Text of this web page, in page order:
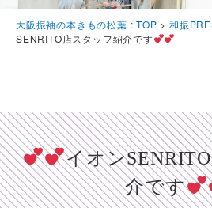
Feature
本きもの松葉の特徴
Collection
振袖コレクション
Plan
プラン
大阪振袖の本きもの松葉 : TOP >和振
SENRITO店スタッフ紹介です
イオン
介です